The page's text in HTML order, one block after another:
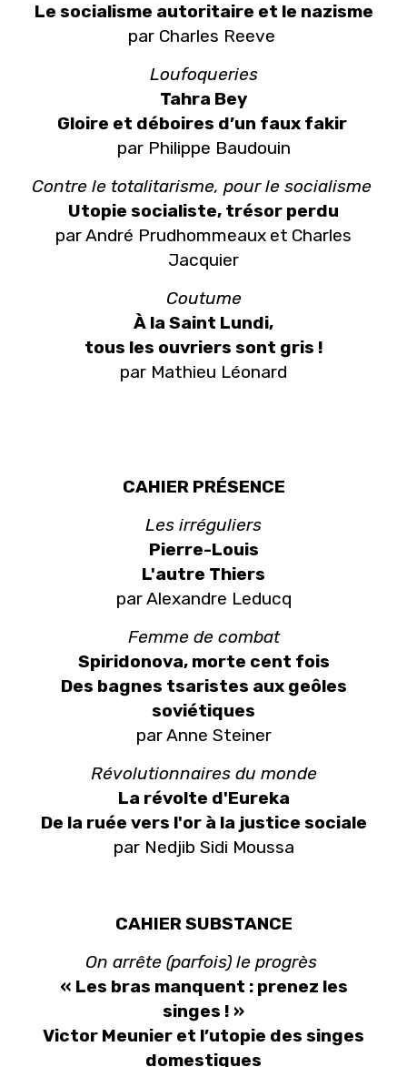
Le socialisme autoritaire et le nazisme
par Charles Reeve
Loufoqueries
Tahra Bey
Gloire et déboires d’un faux fakir
par Philippe Baudouin
Contre le totalitarisme, pour le socialisme
Utopie socialiste, trésor perdu
par André Prudhommeaux et Charles
Jacquier
Coutume
À la Saint Lundi,
tous les ouvriers sont gris !
par Mathieu Léonard
CAHIER PRÉSENCE
Les irréguliers
Pierre-Louis
L'autre Thiers
par Alexandre Leducq
Femme de combat
Spiridonova, morte cent fois
Des bagnes tsaristes aux geôles
soviétiques
par Anne Steiner
Révolutionnaires du monde
La révolte d'Eureka
De la ruée vers l'or à la justice sociale
par Nedjib Sidi Moussa
CAHIER SUBSTANCE
On arrête (parfois) le progrès
« Les bras manquent : prenez les
singes ! »
Victor Meunier et l’utopie des singes
domestiques